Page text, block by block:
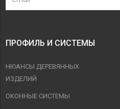
ПРОФИЛЬ И СИСТЕМЫ
НЮАНСЫ ДЕРЕВЯННЫХ
ИЗДЕЛИЙ
ОКОННЫЕ СИСТЕМЫ